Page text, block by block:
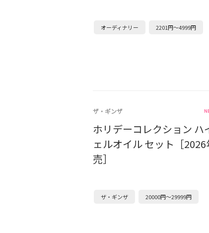
オーディナリー 2201円～4999円
ザ・ギンザ
ホリデーコレクション ハ
ェルオイル セット［
売］
ザ・ギンザ 20000円～29999円